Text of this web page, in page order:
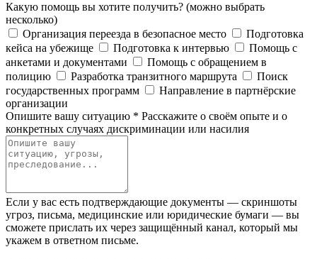
Какую помощь вы хотите получить? (можно выбрать
несколько)
Организация переезда в безопасное место
Подготовка
кейса на убежище
Подготовка к интервью
Помощь с
анкетами и документами
Помощь с обращением в
полицию
Разработка транзитного маршрута
Поиск
государственных программ
Направление в партнёрские
организации
Опишите вашу ситуацию * Расскажите о своём опыте и о
конкретных случаях дискриминации или насилия
Если у вас есть подтверждающие документы — скриншоты
угроз, письма, медицинские или юридические бумаги — вы
сможете прислать их через защищённый канал, который мы
укажем в ответном письме.